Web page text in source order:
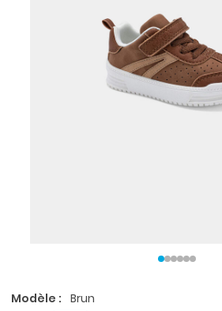
Modèle : Brun